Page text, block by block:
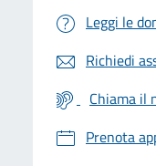
Leggi le
Richiedi
Chiama il
Prenota